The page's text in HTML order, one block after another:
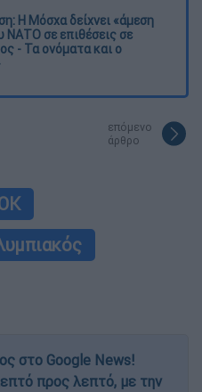
Η Μόσχα δείχνει «άμεση
ΝΑΤΟ σε επιθέσεις σε
- Τα ονόματα και ο
επόμενο
άρθρο
στο Google News!
προς λεπτό, με την